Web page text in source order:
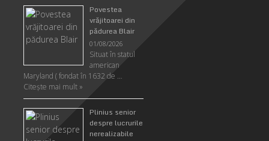
Povestea
vrăjitoarei din
pădurea Blair
01/08/2026
Situat în statul
american
Maryland ( fondat în 1632 de …
Citeşte mai mult »
Plinius senior
despre lucrurile
nerealizabile